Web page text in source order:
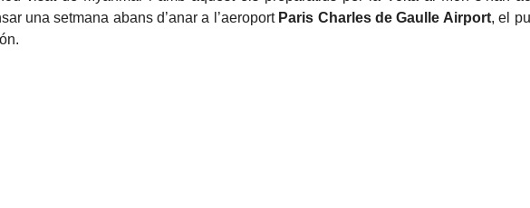
una setmana abans d’anar a l’aeroport Paris Charles de Gaulle Airport, el